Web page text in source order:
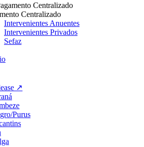
Centralizado
Centralizado
Intervenientes Anuentes
Intervenientes Privados
Sefaz
↗
Purus